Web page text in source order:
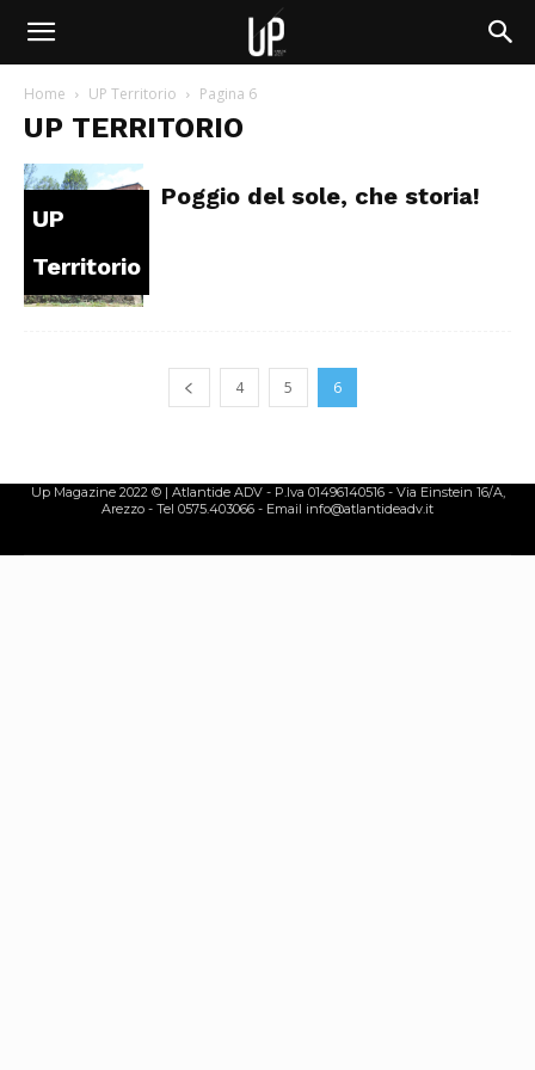
Home UP Territorio Pagina 6
UP TERRITORIO
UP
Territorio
Poggio del sole, che storia!
4 5 6
Up Magazine 2022 © | Atlantide ADV - P.Iva 01496140516 - Via Einstein 16/A,
Arezzo - Tel 0575.403066 - Email info@atlantideadv.it